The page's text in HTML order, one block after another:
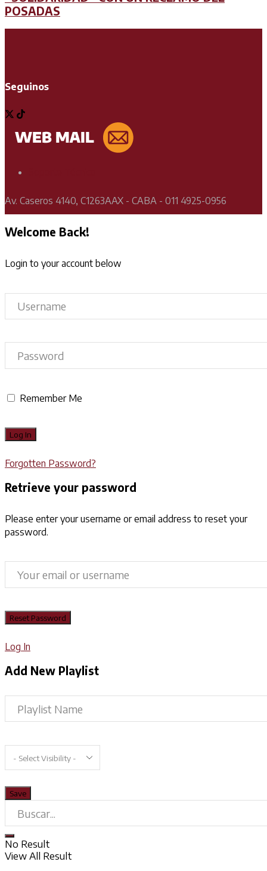
POSADAS
Seguinos
Av. Caseros 4140, C1263AAX - CABA - 011 4925-0956
Welcome Back!
Login to your account below
Remember Me
Forgotten Password?
Retrieve your password
Please enter your username or email address to reset your
password.
Log In
Add New Playlist
No Result
View All Result